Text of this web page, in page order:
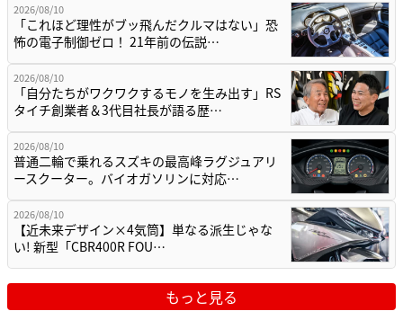
2026/08/10
「これほど理性がブッ飛んだクルマはない」恐
怖の電子制御ゼロ！ 21年前の伝説…
2026/08/10
「自分たちがワクワクするモノを生み出す」RS
タイチ創業者＆3代目社長が語る歴…
2026/08/10
普通二輪で乗れるスズキの最高峰ラグジュアリ
ースクーター。バイオガソリンに対応…
2026/08/10
【近未来デザイン×4気筒】単なる派生じゃな
い! 新型「CBR400R FOU…
もっと見る